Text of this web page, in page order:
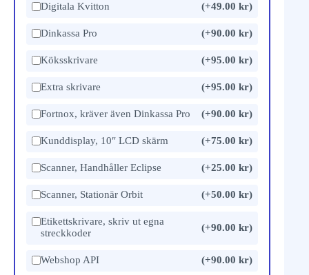
Digitala Kvitton (+49.00 kr)
Dinkassa Pro (+90.00 kr)
Köksskrivare (+95.00 kr)
Extra skrivare (+95.00 kr)
Fortnox, kräver även Dinkassa Pro (+90.00 kr)
Kunddisplay, 10″ LCD skärm (+75.00 kr)
Scanner, Handhåller Eclipse (+25.00 kr)
Scanner, Stationär Orbit (+50.00 kr)
Etikettskrivare, skriv ut egna
streckkoder
(+90.00 kr)
Webshop API (+90.00 kr)